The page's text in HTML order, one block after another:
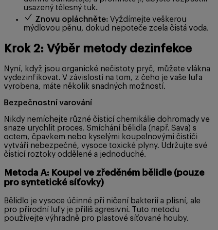
usazený tělesný tuk.
Znovu opláchněte: Vyždímejte veškerou
mýdlovou pěnu, dokud nepoteče zcela čistá voda.
Krok 2: Výběr metody dezinfekce
Nyní, když jsou organické nečistoty pryč, můžete vlákna
vydezinfikovat. V závislosti na tom, z čeho je vaše lufa
vyrobena, máte několik snadných možností.
Bezpečnostní varování
Nikdy nemíchejte různé čisticí chemikálie dohromady ve
snaze urychlit proces. Smíchání bělidla (např. Sava) s
octem, čpavkem nebo kyselými koupelnovými čističi
vytváří nebezpečné, vysoce toxické plyny. Udržujte své
čisticí roztoky oddělené a jednoduché.
Metoda A: Koupel ve zředěném bělidle (pouze
pro syntetické síťovky)
Bělidlo je vysoce účinné při ničení bakterií a plísní, ale
pro přírodní lufy je příliš agresivní. Tuto metodu
používejte výhradně pro plastové síťované houby.